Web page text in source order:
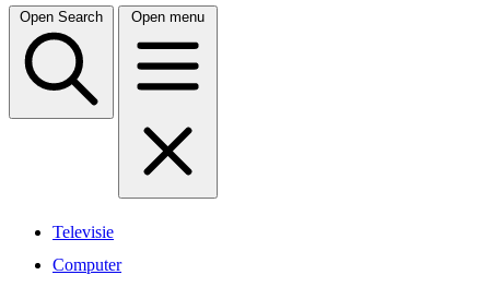
Open Search Open menu
Televisie
Computer